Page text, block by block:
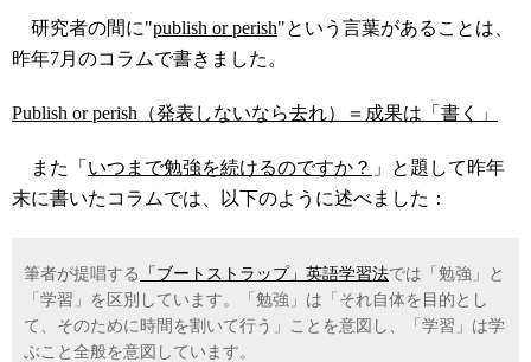
研究者の間に"publish or perish"という言葉があることは、
昨年7月のコラムで書きました。
Publish or perish（発表しないなら去れ）＝成果は「書く」
また「 いつまで勉強を続けるのですか？ 」と題して昨年
末に書いたコラムでは、以下のように述べました：
筆者が提唱する 「ブートストラップ」英語学習法では「勉強」と
「学習」を区別しています。「勉強」は「それ自体を目的とし
て、そのために時間を割いて行う」ことを意図し、「学習」は学
ぶこと全般を意図しています。